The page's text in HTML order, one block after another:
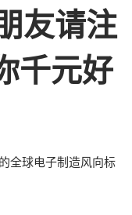
友请注
千元好
全球电子制造风向标